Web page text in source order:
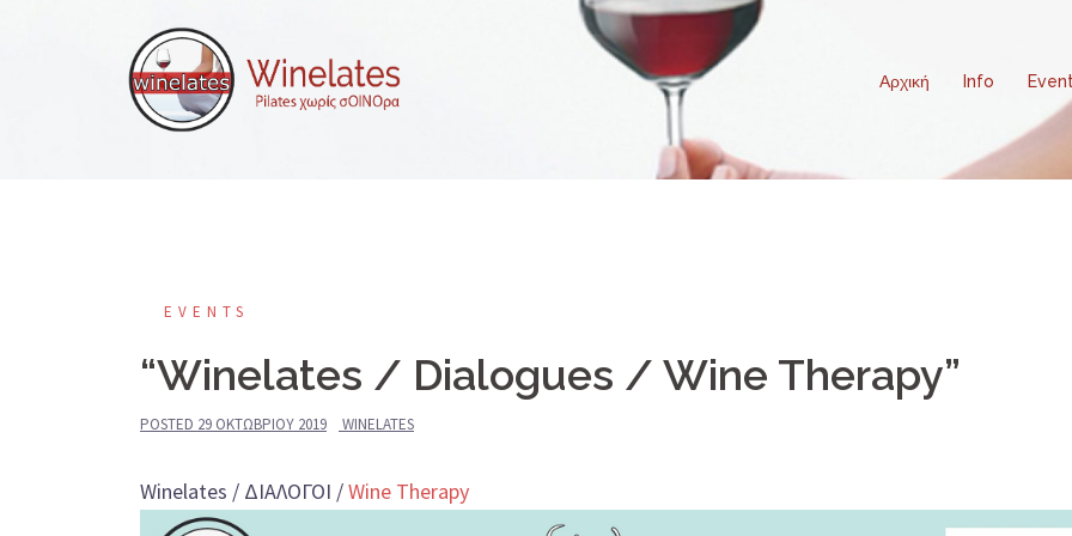
Αρχική Info
EVENTS
“Winelates / Dialogues / Wine Therapy”
POSTED 29 ΟΚΤΩΒΡΊΟΥ 2019 WINELATES
Winelates / ΔΙΑΛΟΓΟΙ /Wine Therapy